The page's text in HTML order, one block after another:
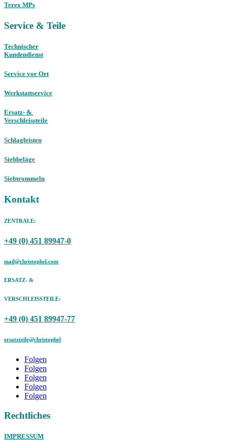
Terex MPs
Service & Teile
Technischer
Kundendienst
Service vor Ort
Werkstattservice
Ersatz- &
Verschleissteile
Schlagleisten
Siebbeläge
Siebtrommeln
Kontakt
ZENTRALE:
+49 (0) 451 89947-0
mail@christophel.com
ERSATZ- &
VERSCHLEISSTEILE:
+49 (0) 451 89947-77
ersatzteile@christophel
Folgen
Folgen
Folgen
Folgen
Folgen
Rechtliches
IMPRESSUM